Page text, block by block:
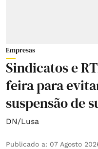
Empresas
Sindicatos e
feira para
suspensão de
DN/Lusa
Publicado a: 07 Agosto